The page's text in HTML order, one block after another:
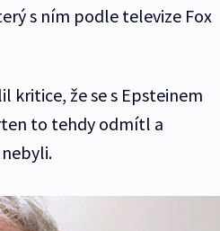
s ním podle televize Fox
kritice, že se s Epsteinem
to tehdy odmítl a